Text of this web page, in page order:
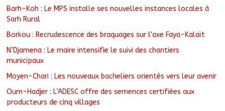
Barh-Koh : Le MPS installe ses nouvelles instances locales à
Sarh Rural
Borkou : Recrudescence des braquages sur l’axe Faya-Kalaït
N’Djamena : Le maire intensifie le suivi des chantiers
municipaux
Moyen-Chari : Les nouveaux bacheliers orientés vers leur avenir
Oum-Hadjer : L’ADESC offre des semences certifiées aux
producteurs de cinq villages